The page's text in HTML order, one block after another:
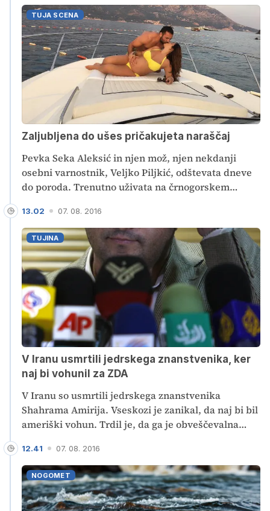
Ačimovića je s skoraj sredine igrišča zabila Kitajka
Tan Ruyin. Zadetek vsekakor vreden večkratnega
ogleda.
TUJA SCENA
Zaljubljena do ušes pričakujeta naraščaj
Pevka Seka Aleksić in njen mož, njen nekdanji
osebni varnostnik, Veljko Piljkić, odštevata dneve
do poroda. Trenutno uživata na črnogorskem
delila s svojimi sledilci, pa nadvse uživata.
TUJINA
13.02 07. 08. 2016
V Iranu usmrtili jedrskega znanstvenika, ker
naj bi vohunil za ZDA
V Iranu so usmrtili jedrskega znanstvenika
Shahrama Amirija. Vseskozi je zanikal, da naj bi bil
ameriški vohun. Trdil je, da ga je obveščevalna
NOGOMET
12.41 07. 08. 2016